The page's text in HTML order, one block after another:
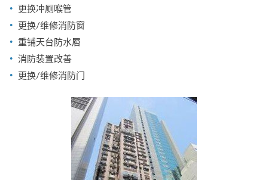
更换冲厕喉管
更换/维修消防窗
重铺天台防水層
消防装置改善
更换/维修消防门